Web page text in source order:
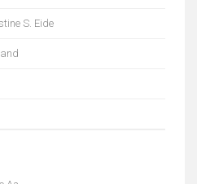
S. Eide